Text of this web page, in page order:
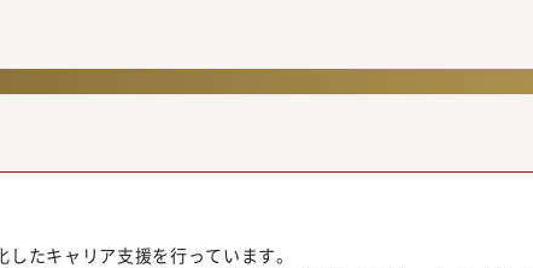
たキャリア支援を行っています。